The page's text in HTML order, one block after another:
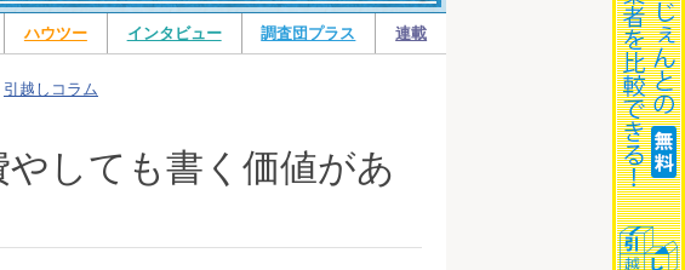
ハウツー インタビュー 調査団プラス 連載
引越しコラム
しても書く価値があ